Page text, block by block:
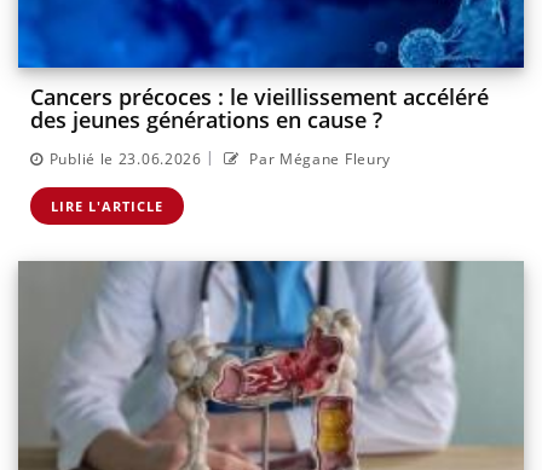
Cancers précoces : le vieillissement accéléré
des jeunes générations en cause ?
Publié le 23.06.2026 | Par Mégane Fleury
LIRE L'ARTICLE